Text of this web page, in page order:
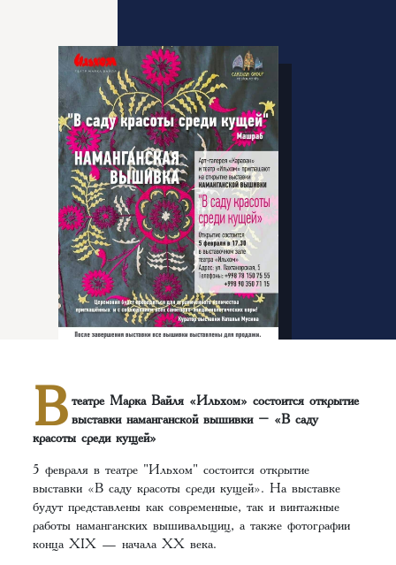
В театре Марка Вайля «Ильхом» состоится открытие
выставки наманганской вышивки – «В саду
красоты среди кущей»
5 февраля в театре "Ильхом" состоится открытие
выставки «В саду красоты среди кущей». На выставке
будут представлены как современные, так и винтажные
работы наманганских вышивальщиц, а также фотографии
конца XIX — начала XX века.